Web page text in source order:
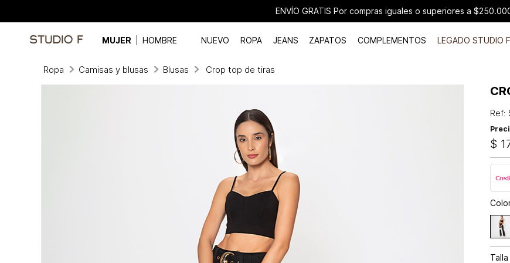
ENVÍO GRATIS Por compras iguales o superiores a
MUJER HOMBRE NUEVO ROPA JEANS ZAPATOS COMPLEMENTOS LEGADO STUDIO F
Ropa Camisas y blusas Blusas Crop top de tiras
Ref:
$
Talla